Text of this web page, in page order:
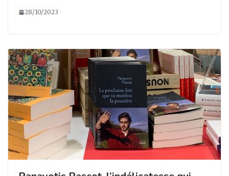
28/10/2023